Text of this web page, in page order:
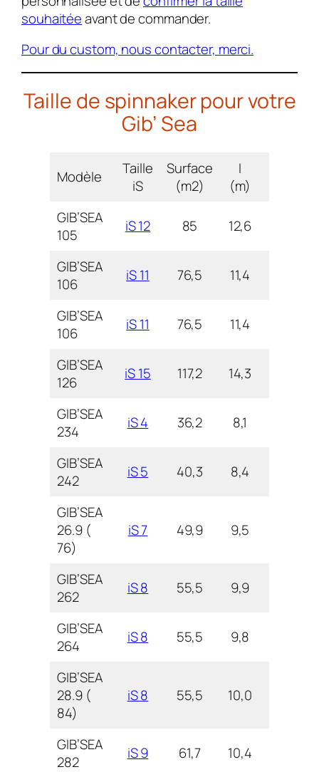
souhaitéeavant de commander.
Pour du custom, nous contacter, merci.
Taille de spinnaker pour votre
Gib’ Sea
Modèle
Taille
iS
Surface
(m2)
I
(m)
GIB’SEA
105
iS 12 85 12,6
GIB’SEA
106
iS 11 76,5 11,4
GIB’SEA
106
iS 11 76,5 11,4
GIB’SEA
126
iS 15 117,2 14,3
GIB’SEA
234
iS 4 36,2 8,1
GIB’SEA
242
iS 5 40,3 8,4
GIB’SEA
26.9 (
76)
iS 7 49,9 9,5
GIB’SEA
262
iS 8 55,5 9,9
GIB’SEA
264
iS 8 55,5 9,8
GIB’SEA
28.9 (
84)
iS 8 55,5 10,0
GIB’SEA
282
iS 9 61,7 10,4